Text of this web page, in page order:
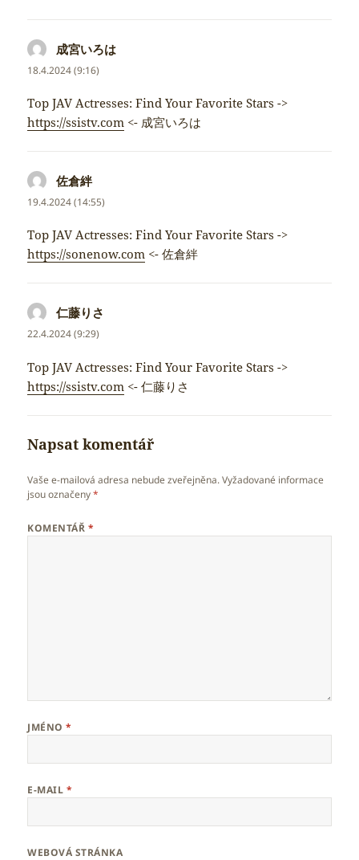
成宮いろは
18.4.2024 (9:16)
Top JAV Actresses: Find Your Favorite Stars ->
https://ssistv.com <- 成宮いろは
佐倉絆napsal:
19.4.2024 (14:55)
Top JAV Actresses: Find Your Favorite Stars ->
https://sonenow.com <- 佐倉絆
仁藤りさ
22.4.2024 (9:29)
Top JAV Actresses: Find Your Favorite Stars ->
https://ssistv.com <- 仁藤りさ
Napsat komentář
Vaše e-mailová adresa nebude zveřejněna. Vyžadované informace
jsou označeny*
KOMENTÁŘ *
JMÉNO*
E-MAIL *
WEBOVÁ STRÁNKA